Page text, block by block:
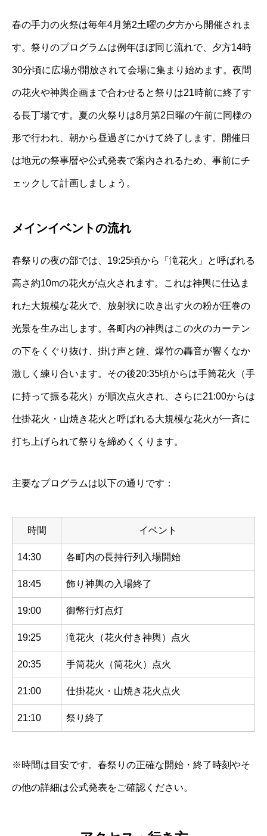
春の手力の火祭は毎年4月第2土曜の夕方から開催されま
す。祭りのプログラムは例年ほぼ同じ流れで、夕方14時
30分頃に広場が開放されて会場に集まり始めます。夜間
の花火や神輿企画まで合わせると祭りは21時前に終了す
る長丁場です。夏の火祭りは8月第2日曜の午前に同様の
形で行われ、朝から昼過ぎにかけて終了します。開催日
は地元の祭事暦や公式発表で案内されるため、事前にチ
ェックして計画しましょう。
メインイベントの流れ
春祭りの夜の部では、19:25頃から「滝花火」と呼ばれる
高さ約10mの花火が点火されます。これは神輿に仕込ま
れた大規模な花火で、放射状に吹き出す火の粉が圧巻の
光景を生み出します。各町内の神輿はこの火のカーテン
の下をくぐり抜け、掛け声と鐘、爆竹の轟音が響くなか
激しく練り合います。その後20:35頃からは手筒花火（手
に持って振る花火）が順次点火され、さらに21:00からは
仕掛花火・山焼き花火と呼ばれる大規模な花火が一斉に
打ち上げられて祭りを締めくくります。
主要なプログラムは以下の通りです：
時間 イベント
14:30 各町内の長持行列入場開始
18:45 飾り神輿の入場終了
19:00 御幣行灯点灯
19:25 滝花火（花火付き神輿）点火
20:35 手筒花火（筒花火）点火
21:00 仕掛花火・山焼き花火点火
21:10 祭り終了
※時間は目安です。春祭りの正確な開始・終了時刻やそ
の他の詳細は公式発表をご確認ください。